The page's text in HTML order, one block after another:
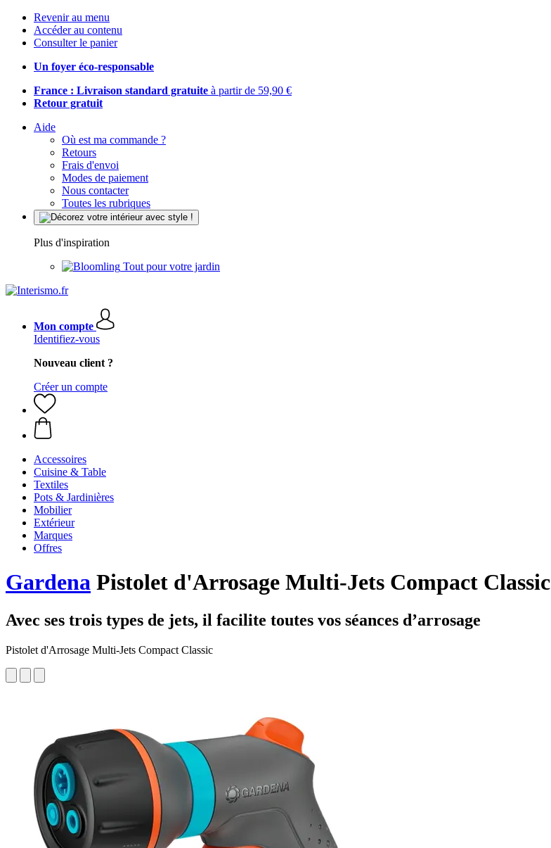
Revenir au menu
Accéder au contenu
Consulter le panier
Un foyer éco-responsable
France : Livraison standard gratuite à partir de 59,90 €
Retour gratuit
Aide
Où est ma commande ?
Retours
Frais d'envoi
Modes de paiement
Nous contacter
Toutes les rubriques
Plus d'inspiration
Tout pour votre jardin
Mon compte
Identifiez-vous
Nouveau client ?
Créer un compte
Accessoires
Cuisine & Table
Textiles
Pots & Jardinières
Mobilier
Extérieur
Marques
Offres
Gardena Pistolet d'Arrosage Multi-Jets Compact Classic
Avec ses trois types de jets, il facilite toutes vos séances d’arrosage
Pistolet d'Arrosage Multi-Jets Compact Classic